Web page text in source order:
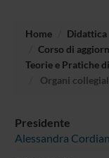
Home Didattica
Corso di
Teorie e Pratiche
Organi
Presidente
Alessandra